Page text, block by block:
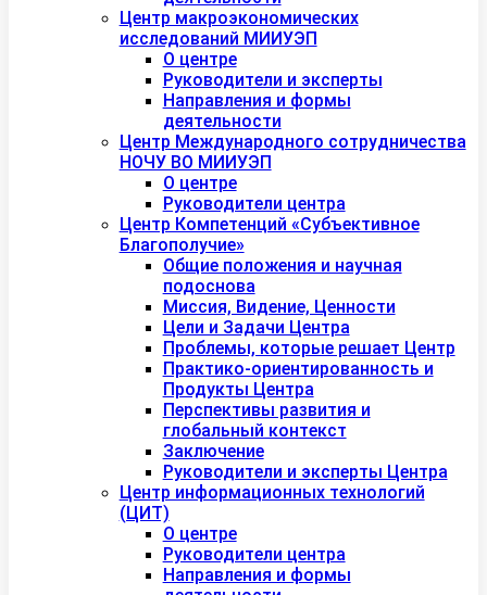
Центр макроэкономических
исследований МИИУЭП
О центре
Руководители и эксперты
Направления и формы
деятельности
Центр Международного сотрудничества
НОЧУ ВО МИИУЭП
О центре
Руководители центра
Центр Компетенций «Субъективное
Благополучие»
Общие положения и научная
подоснова
Миссия, Видение, Ценности
Цели и Задачи Центра
Проблемы, которые решает Центр
Практико-ориентированность и
Продукты Центра
Перспективы развития и
глобальный контекст
Заключение
Руководители и эксперты Центра
Центр информационных технологий
(ЦИТ)
О центре
Руководители центра
Направления и формы